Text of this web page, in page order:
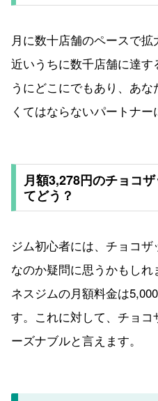
月に数十店舗のペースで
近いうちに数千店舗に達
うにどこにでもあり、あ
くてはならないパートナー
月額3,278円のチョコ
てどう？
ジム初心者には、チョコ
なのか疑問に思うかもし
ネスジムの月額料金は
す。これに対して、チョコ
ーズナブルと言えます。